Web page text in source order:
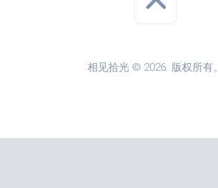
相见拾光 © 2026. 版权所有。